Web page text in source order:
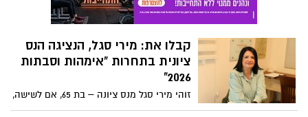
הדורס אנטון ויסוטה שחשוד בעבירות של
המתה בקלות דעת, נהיגה בקלות ראש
את הכביש במעבר החצייה ואז הוא פגע בה
בעוצמה והעיף אותה". הפרקליטות תבעה את
הארכת מעצרו ומתכוונת להגיש כתב אישום
תוך כדי ימי מעצרו
קבלו את: מירי סגל, הנציגה הנס
ציונית בתחרות "אימהות וסבתות
2026"
זוהי מירי סגל מנס ציונה – בת 65, אם לשישה,
סבתא ל-22 נכדים, סופרת ומומחית